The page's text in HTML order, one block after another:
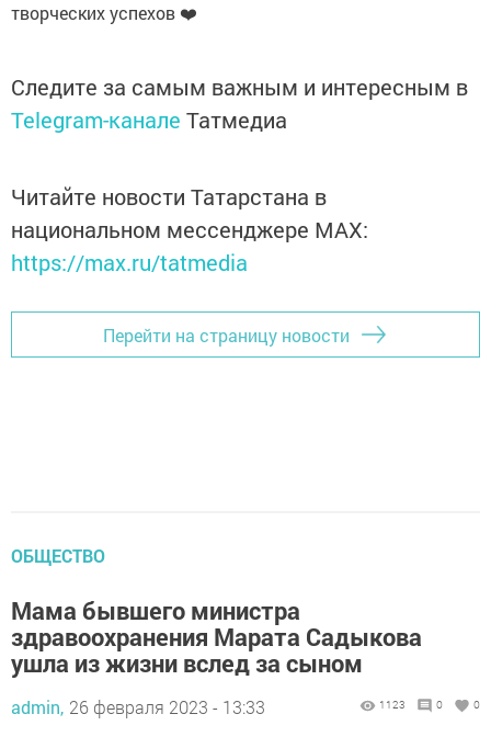
творческих успехов ❤️
Следите за самым важным и интересным в
Telegram-канале Татмедиа
Читайте новости Татарстана в
национальном мессенджере MАХ:
https://max.ru/tatmedia
Перейти на страницу новости
ОБЩЕСТВО
Мама бывшего министра
здравоохранения Марата Садыкова
ушла из жизни вслед за сыном
admin, 26 февраля 2023 - 13:33 1123 0 0